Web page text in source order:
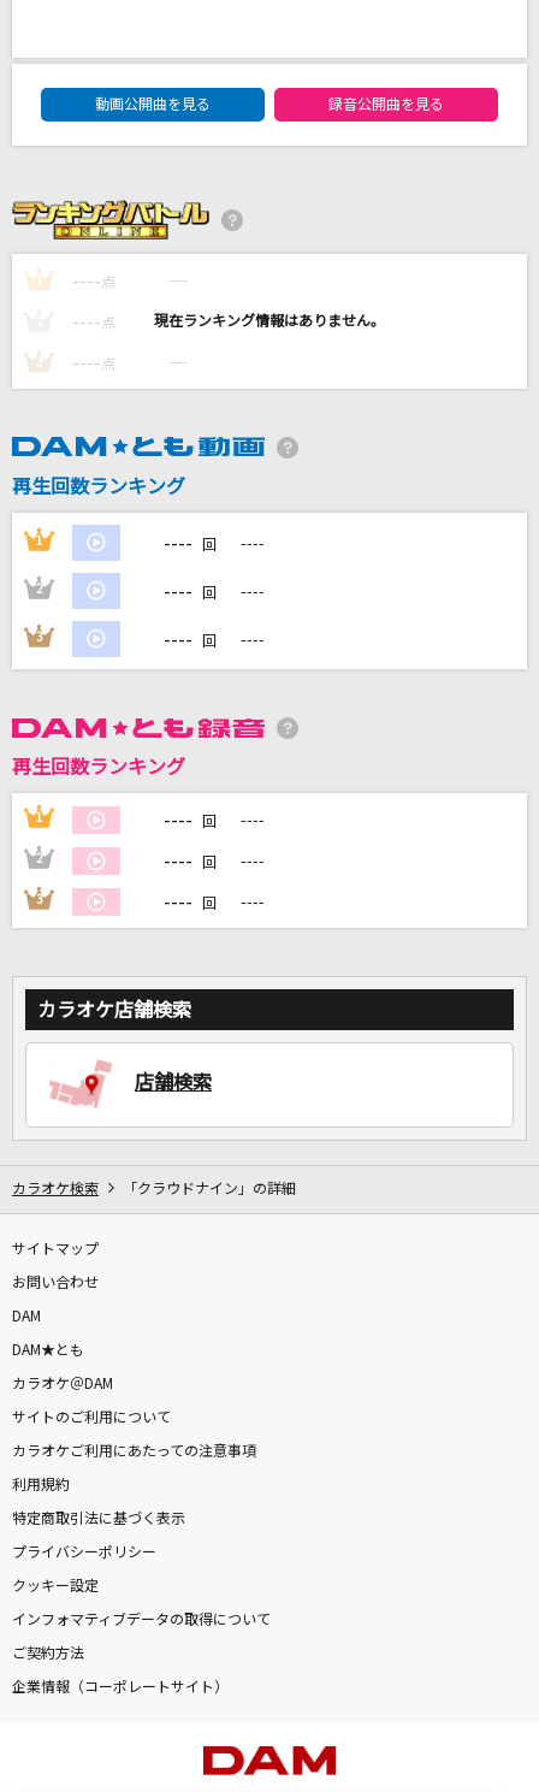
The hole
高橋洋子
美人薄命
アン・ルイス
[生音]ピースサイン
スピッツ
カラオケ最新情報をチェック！
DAM★ともボーカルエントリーランキング
動画公開曲を見る
録音公開曲を見る
1 ---- 点 ----
---- 点 ----
3 ---- 点 ----
再生回数ランキング
1 ---- 回 ----
2 ---- 回 ----
3 ---- 回 ----
再生回数ランキング
1 ---- 回 ----
2 ---- 回 ----
3 ---- 回 ----
カラオケ店舗検索
店舗検索
カラオケ検索 「クラウドナイン」の詳細
サイトマップ
お問い合わせ
DAM
DAM★とも
カラオケ＠DAM
サイトのご利用について
カラオケご利用にあたっての注意事項
利用規約
特定商取引法に基づく表示
プライバシーポリシー
クッキー設定
インフォマティブデータの取得について
ご契約方法
企業情報（コーポレートサイト）